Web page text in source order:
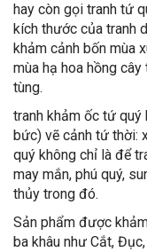
hay còn gọi tranh tứ
kích thước của tranh
khảm cảnh bốn mùa
mùa hạ hoa hồng
tùng.
tranh khảm ốc tứ
bức) vẽ cảnh tứ thời:
quý không chỉ là để
may mắn, phú quý,
thủy trong đó.
Sản phẩm được
ba khâu như Cắt,